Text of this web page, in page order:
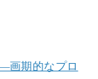
画期的なプロ